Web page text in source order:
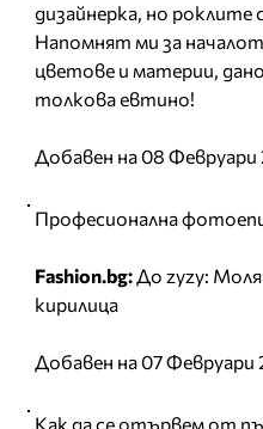
дизайнерка, но
Напомнят ми за
цветове и материи,
толкова евтино!
Добавен на 08 Февруари
Професионална
Fashion.bg:До zyzy: Моля
кирилица
Добавен на 07 Февруари
Как да се отървем от